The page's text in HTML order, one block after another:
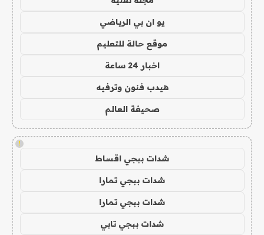
يو ان بي الرياضي
موقع حالة للتعليم
اخبار 24 ساعة
هيدب فنون وترفيه
صحيفة العالم
!
شدات ببجي اقساط
شدات ببجي تمارا
شدات ببجي تمارا
شدات ببجي تابي